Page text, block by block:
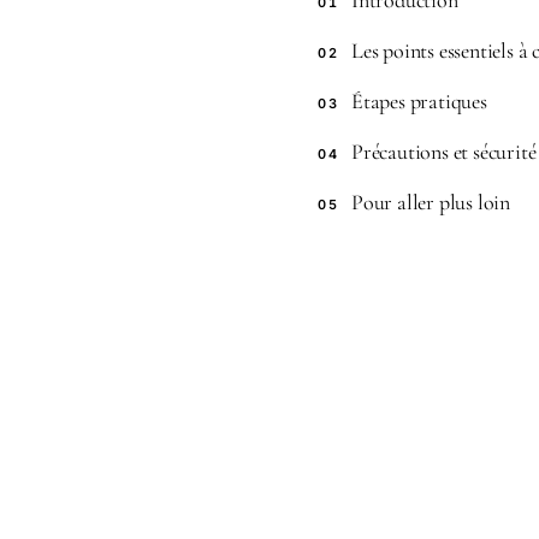
02 Les points essentiels à
03 Étapes pratiques
04 Précautions et sécurité
05 Pour aller plus loin